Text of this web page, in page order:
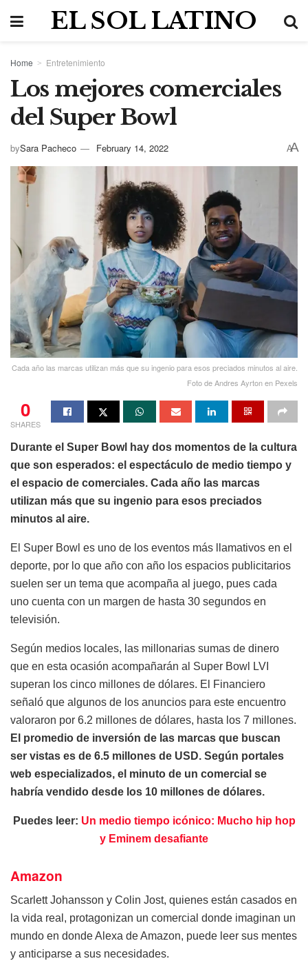
EL SOL LATINO
Home Entretenimiento
Los mejores comerciales
del Super Bowl
bySara Pacheco February 14, 2022 AA
Cada año las marcas utilizan más que su ingenio para esos preciados minutos al aire.
Foto de Andres Ayrton en Pexels
0
SHARES
Durante el Super Bowl hay dos momentos de la cultura
que son esperados: el espectáculo de medio tiempo y
el espacio de comerciales. Cada año las marcas
utilizan más que su ingenio para esos preciados
minutos al aire.
El Super Bowl es uno de los eventos más llamativos en el
deporte, por lo que año con año los espacios publicitarios
suelen ser un tema que acompaña al juego, pues cada
uno cuenta con un margen de hasta 30 segundos en
televisión.
Según medios locales, las millonarias sumas de dinero
que en esta ocasión acompañarán al Super Bowl LVI
superan los cinco millones de dólares. El Financiero
señaló que algunos de los anuncios para este encuentro
valoraron por 6.2 millones de dólares, hasta los 7 millones.
El promedio de inversión de las marcas que buscan
ser vistas es de 6.5 millones de USD. Según portales
web especializados, el minuto de un comercial se
habría vendido desde los 10 millones de dólares.
Puedes leer: Un medio tiempo icónico: Mucho hip hop
y Eminem desafiante
Amazon
Scarlett Johansson y Colin Jost, quienes están casados en
la vida real, protagonizan un comercial donde imaginan un
mundo en donde Alexa de Amazon, puede leer sus mentes
y anticiparse a sus necesidades.